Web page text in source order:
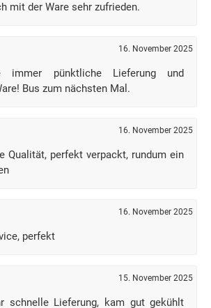
mit der Ware sehr zufrieden.
16. November 2025
immer pünktliche Lieferung und
Bus zum nächsten Mal.
16. November 2025
Qualität, perfekt verpackt, rundum ein
16. November 2025
perfekt
15. November 2025
schnelle Lieferung, kam gut gekühlt